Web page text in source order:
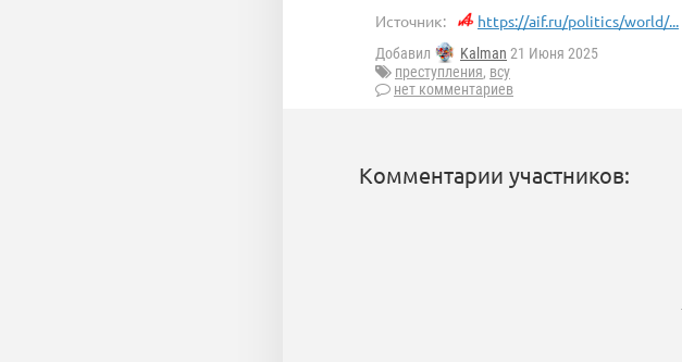
Источник: https://aif.ru/politics/world/...
Добавил Kalman 21 Июня 2025
преступления, всу
нет комментариев
Комментарии участников: